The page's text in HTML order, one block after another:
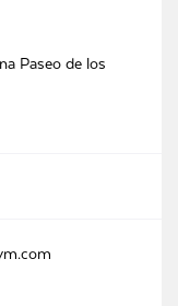
Paseo de los